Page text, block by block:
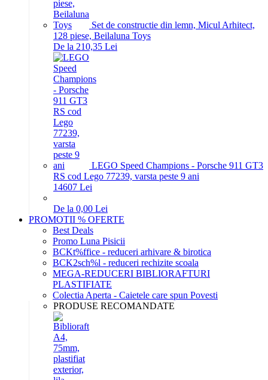
Set de constructie din lemn, Micul Arhitect,
128 piese, Beilaluna Toys
De la 210,35 Lei
LEGO Speed Champions - Porsche 911 GT3
RS cod Lego 77239, varsta peste 9 ani
14607 Lei
De la 0,00 Lei
PROMOTII % OFERTE
Best Deals
Promo Luna Pisicii
BCKt%ffice - reduceri arhivare & birotica
BCK2sch%l - reduceri rechizite scoala
MEGA-REDUCERI BIBLIORAFTURI
PLASTIFIATE
Colectia Aperta - Caietele care spun Povesti
PRODUSE RECOMANDATE